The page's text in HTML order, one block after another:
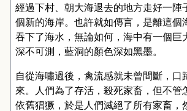
經過下村、朝大海退去的地方走好一陣
個新的海岸。也許就如傳言，是離這個
吞下了海水，無論如何，海中有一個巨
深不可測，藍洞的顏色深如黑墨。
自從海嘯過後，禽流感就未曾間斷，口
來。人們為了存活，殺死家畜，但不管
依舊猖獗，於是人們滅絕了所有家畜，